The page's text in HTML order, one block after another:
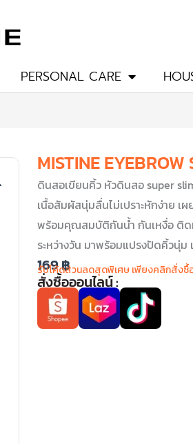
PERSONAL CARE
MISTINE EYEBROW
ดินสอเขียนคิ้ว หัวดินสอ super
เนื้อสัมผัสนุ่มลื่นไม่เปราะหักง่าย เ
พร้อมคุณสมบัติกันน้ำ กันเหงื่อ ติด
ระหว่างวัน มาพร้อมแปรงปัดคิ้วนุ่ม
169฿
รับโค้ดส่วนลดสุดพิเศษ เพียงคลิกสั่งซื้
สั่งซื้อออนไลน์ :